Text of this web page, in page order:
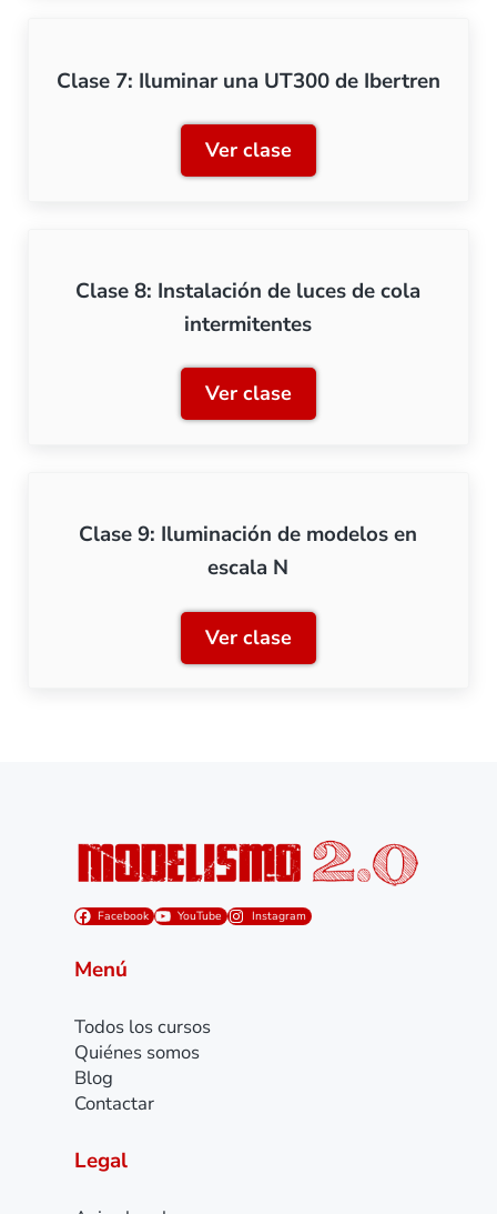
Clase 7: Iluminar una UT300 de Ibertren
Ver claseClase 7: Iluminar una
Clase 8: Instalación de luces de cola
intermitentes
Ver claseClase 8: Instalación de
Clase 9: Iluminación de modelos en
escala N
Ver claseClase 9: Iluminación de
Facebook YouTube Instagram
Menú
Todos los cursos
Quiénes somos
Blog
Contactar
Legal